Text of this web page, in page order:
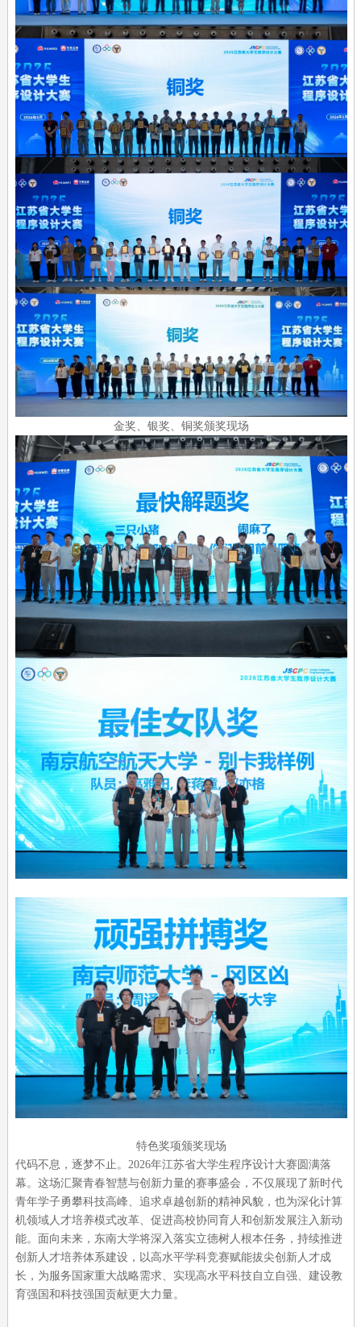
金奖、银奖、铜奖颁奖现场
特色奖项颁奖现场
代码不息，逐梦不止。2026年江苏省大学生程序设计大赛圆满落
幕。这场汇聚青春智慧与创新力量的赛事盛会，不仅展现了新时代
青年学子勇攀科技高峰、追求卓越创新的精神风貌，也为深化计算
机领域人才培养模式改革、促进高校协同育人和创新发展注入新动
能。面向未来，东南大学将深入落实立德树人根本任务，持续推进
创新人才培养体系建设，以高水平学科竞赛赋能拔尖创新人才成
长，为服务国家重大战略需求、实现高水平科技自立自强、建设教
育强国和科技强国贡献更大力量。